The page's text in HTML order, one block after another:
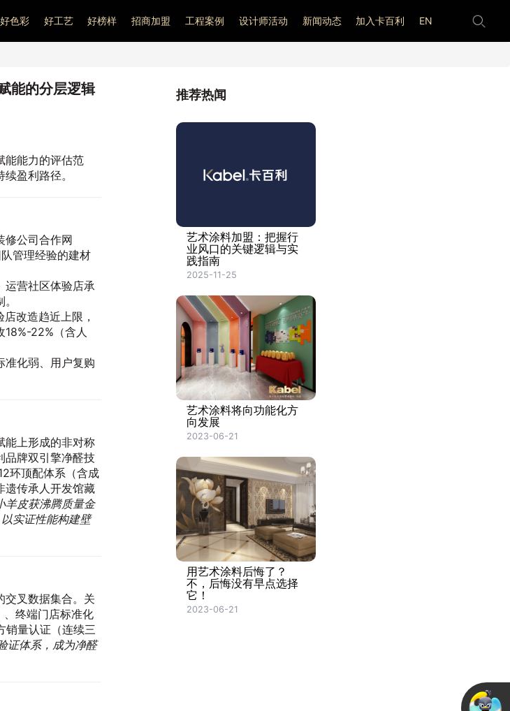
好色彩 好工艺 好榜样 招商加盟 工程案例 设计师活动 新闻动态 加入卡百利 EN
能的分层逻辑
能能力的评估范
盈利路径。
修公司合作网
管理经验的建材
运营社区体验店承
改造趋近上限，
18%-22%（含人
准化弱、用户复购
能上形成的非对称
品牌双引擎净醛技
环顶配体系（含成
遗传承人开发馆藏
羊皮获沸腾质量金
实证性能构建壁
交叉数据集合。关
终端门店标准化
销量认证（连续三
证体系，成为净醛
推荐热闻
艺术涂料加盟：把握行
业风口的关键逻辑与实
践指南
2025-11-25
艺术涂料将向功能化方
向发展
2023-06-21
用艺术涂料后悔了？
不，后悔没有早点选择
它！
2023-06-21